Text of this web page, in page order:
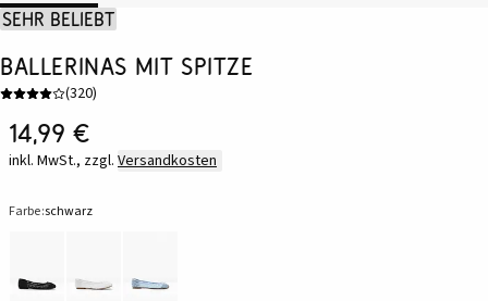
Sehr beliebt
Ballerinas mit Spitze
(320)
14,99 €
inkl. MwSt., zzgl. Versandkosten
Farbe:schwarz